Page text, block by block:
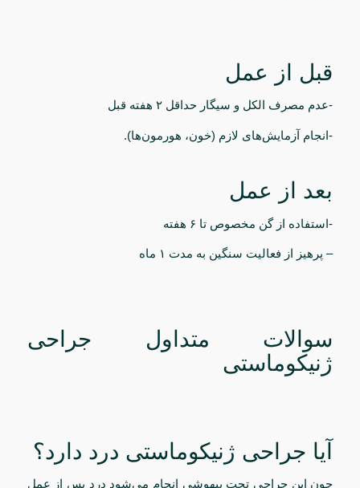
قبل از عمل
-عدم مصرف الکل و سیگار حداقل ۲ هفته قبل
-انجام آزمایش‌های لازم (خون، هورمون‌ها).
بعد از عمل
-استفاده از گن مخصوص تا ۶ هفته
– پرهیز از فعالیت سنگین به مدت ۱ ماه
سوالات متداول جراحی
ژنیکوماستی
آیا جراحی ژنیکوماستی درد دارد؟
چون این جراحی تحت بیهوشی انجام می‌شود درد پس از عمل